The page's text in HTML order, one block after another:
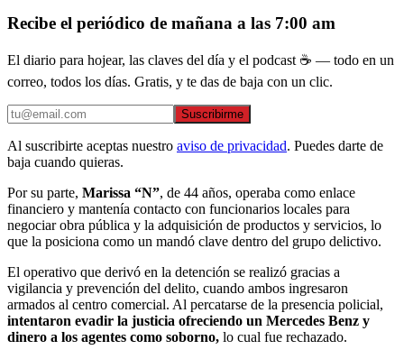
Recibe el periódico de mañana a las 7:00 am
El diario para hojear, las claves del día y el podcast ☕ — todo en un
correo, todos los días. Gratis, y te das de baja con un clic.
Suscribirme
Al suscribirte aceptas nuestro aviso de privacidad. Puedes darte de
baja cuando quieras.
Por su parte, Marissa “N”, de 44 años, operaba como enlace
financiero y mantenía contacto con funcionarios locales para
negociar obra pública y la adquisición de productos y servicios, lo
que la posiciona como un mandó clave dentro del grupo delictivo.
El operativo que derivó en la detención se realizó gracias a
vigilancia y prevención del delito, cuando ambos ingresaron
armados al centro comercial. Al percatarse de la presencia policial,
intentaron evadir la justicia ofreciendo un Mercedes Benz y
dinero a los agentes como soborno, lo cual fue rechazado.